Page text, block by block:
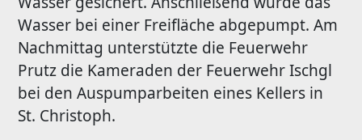
Wasser bei einer Freifläche abgepumpt. Am
Nachmittag unterstützte die Feuerwehr
Prutz die Kameraden der Feuerwehr Ischgl
bei den Auspumparbeiten eines Kellers in
St. Christoph.